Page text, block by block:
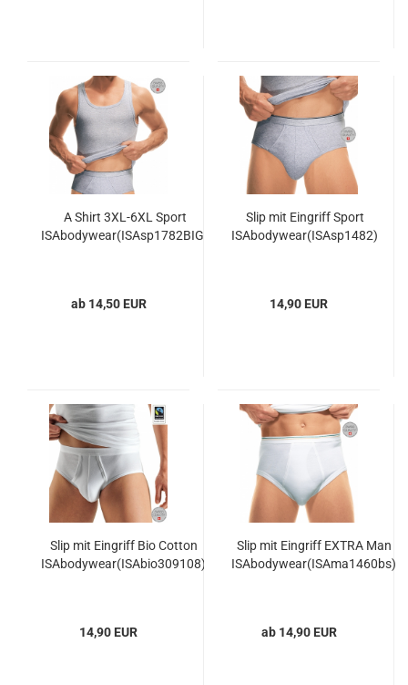
A Shirt 3XL-6XL Sport
ISAbodywear(ISAsp1782BIG)
ab 14,50 EUR
Slip mit Eingriff Sport
ISAbodywear(ISAsp1482)
14,90 EUR
Slip mit Eingriff Bio Cotton
ISAbodywear(ISAbio309108)
14,90 EUR
Slip mit Eingriff EXTRA Man
ISAbodywear(ISAma1460bs)
ab 14,90 EUR